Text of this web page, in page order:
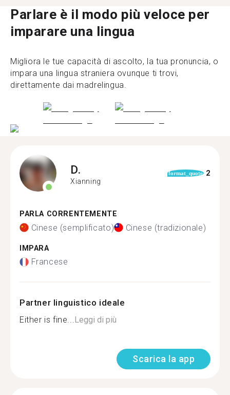
Parlare è il modo più veloce per
imparare una lingua
Migliora le tue capacità di ascolto, la tua pronuncia, o
impara una lingua straniera ovunque ti trovi,
direttamente dai madrelingua.
D.
Xianning
format_quote 2
PARLA CORRENTEMENTE
Cinese (semplificato) Cinese (tradizionale)
IMPARA
Francese
Partner linguistico ideale
Either is fine...Leggi di più
Scarica la app